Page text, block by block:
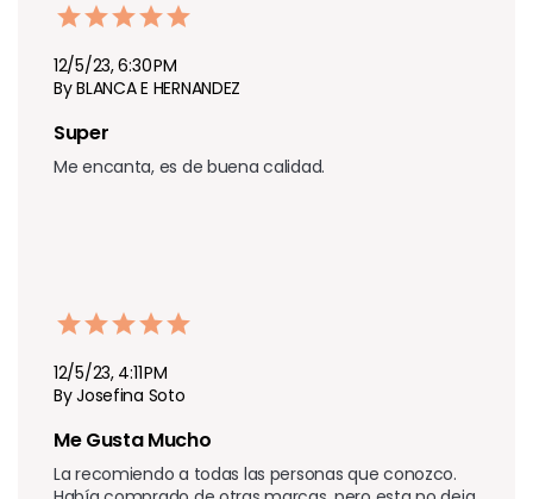
12/5/23, 6:30 PM
By BLANCA E HERNANDEZ
Super
Me encanta, es de buena calidad.
12/5/23, 4:11 PM
By Josefina Soto
Me Gusta Mucho
La recomiendo a todas las personas que conozco.